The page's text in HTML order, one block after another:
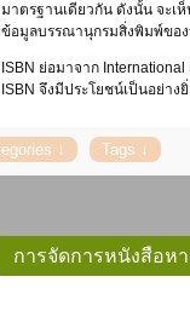
มาตรฐานเดียวกัน ดังนั้น จะเ
ข้อมูลบรรณานุกรมสิ่งพิมพ์ขอ
ISBN ย่อมาจาก
ISBN จึงมีประโยชน์เป็นอย่า
การจัดการหนังสือห